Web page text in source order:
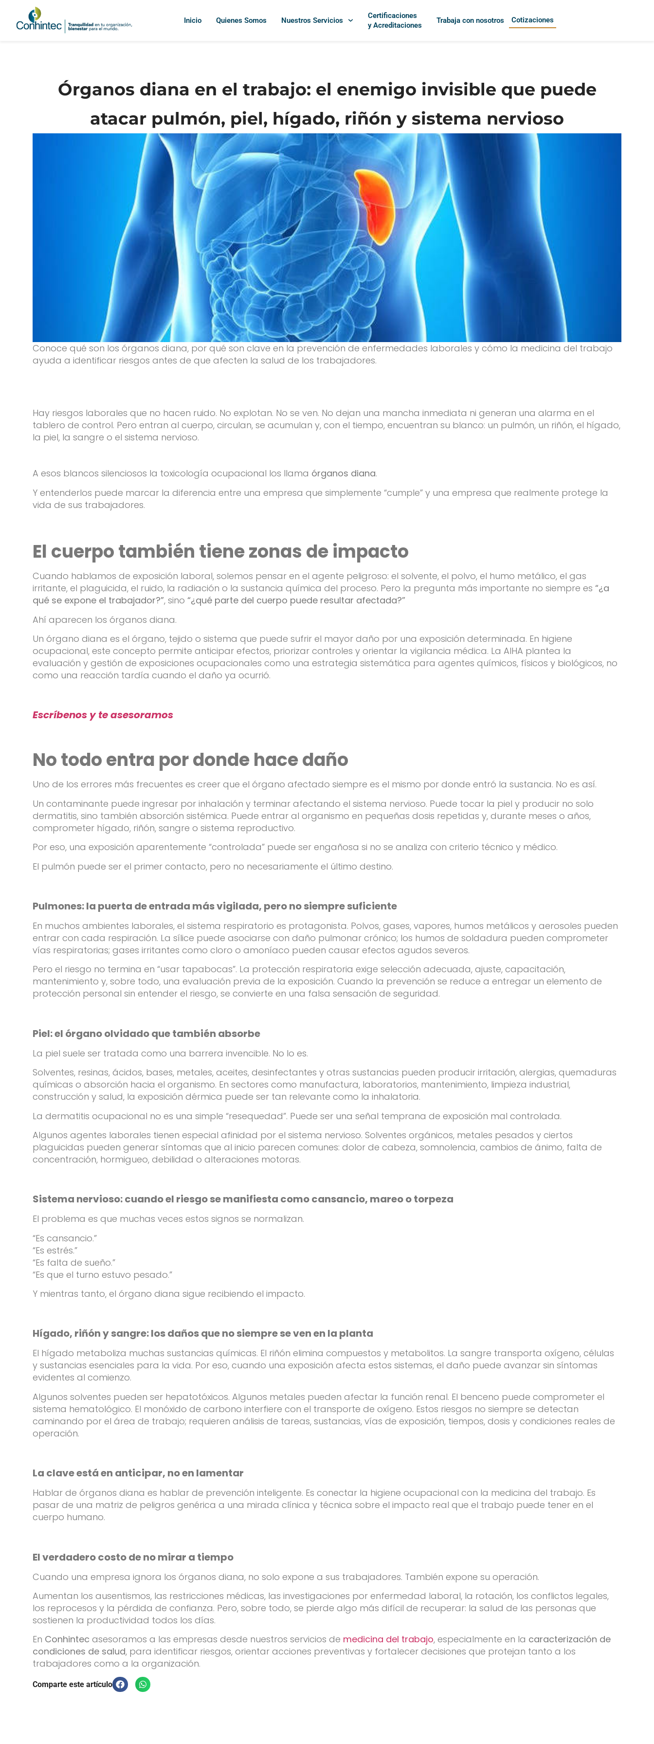
Inicio Quienes Somos Nuestros Servicios
Certificaciones
y Acreditaciones
Trabaja con nosotros Cotizaciones
Órganos diana en el trabajo: el enemigo invisible que puede
atacar pulmón, piel, hígado, riñón y sistema nervioso
Conoce qué son los órganos diana, por qué son clave en la prevención de enfermedades laborales y cómo la medicina del trabajo
ayuda a identificar riesgos antes de que afecten la salud de los trabajadores.
Hay riesgos laborales que no hacen ruido. No explotan. No se ven. No dejan una mancha inmediata ni generan una alarma en el
tablero de control. Pero entran al cuerpo, circulan, se acumulan y, con el tiempo, encuentran su blanco: un pulmón, un riñón, el hígado,
la piel, la sangre o el sistema nervioso.
A esos blancos silenciosos la toxicología ocupacional los llama órganos diana.
Y entenderlos puede marcar la diferencia entre una empresa que simplemente “cumple” y una empresa que realmente protege la
vida de sus trabajadores.
El cuerpo también tiene zonas de impacto
Cuando hablamos de exposición laboral, solemos pensar en el agente peligroso: el solvente, el polvo, el humo metálico, el gas
irritante, el plaguicida, el ruido, la radiación o la sustancia química del proceso. Pero la pregunta más importante no siempre es“¿a
qué se expone el trabajador?”, sino“¿qué parte del cuerpo puede resultar afectada?”
Ahí aparecen los órganos diana.
Un órgano diana es el órgano, tejido o sistema que puede sufrir el mayor daño por una exposición determinada. En higiene
ocupacional, este concepto permite anticipar efectos, priorizar controles y orientar la vigilancia médica. La AIHA plantea la
evaluación y gestión de exposiciones ocupacionales como una estrategia sistemática para agentes químicos, físicos y biológicos, no
como una reacción tardía cuando el daño ya ocurrió.
Escríbenos y te asesoramos
No todo entra por donde hace daño
Uno de los errores más frecuentes es creer que el órgano afectado siempre es el mismo por donde entró la sustancia. No es así.
Un contaminante puede ingresar por inhalación y terminar afectando el sistema nervioso. Puede tocar la piel y producir no solo
dermatitis, sino también absorción sistémica. Puede entrar al organismo en pequeñas dosis repetidas y, durante meses o años,
comprometer hígado, riñón, sangre o sistema reproductivo.
Por eso, una exposición aparentemente “controlada” puede ser engañosa si no se analiza con criterio técnico y médico.
El pulmón puede ser el primer contacto, pero no necesariamente el último destino.
Pulmones: la puerta de entrada más vigilada, pero no siempre suficiente
En muchos ambientes laborales, el sistema respiratorio es protagonista. Polvos, gases, vapores, humos metálicos y aerosoles pueden
entrar con cada respiración. La sílice puede asociarse con daño pulmonar crónico; los humos de soldadura pueden comprometer
vías respiratorias; gases irritantes como cloro o amoníaco pueden causar efectos agudos severos.
Pero el riesgo no termina en “usar tapabocas”. La protección respiratoria exige selección adecuada, ajuste, capacitación,
mantenimiento y, sobre todo, una evaluación previa de la exposición. Cuando la prevención se reduce a entregar un elemento de
protección personal sin entender el riesgo, se convierte en una falsa sensación de seguridad.
Piel: el órgano olvidado que también absorbe
La piel suele ser tratada como una barrera invencible. No lo es.
Solventes, resinas, ácidos, bases, metales, aceites, desinfectantes y otras sustancias pueden producir irritación, alergias, quemaduras
químicas o absorción hacia el organismo. En sectores como manufactura, laboratorios, mantenimiento, limpieza industrial,
construcción y salud, la exposición dérmica puede ser tan relevante como la inhalatoria.
La dermatitis ocupacional no es una simple “resequedad”. Puede ser una señal temprana de exposición mal controlada.
Algunos agentes laborales tienen especial afinidad por el sistema nervioso. Solventes orgánicos, metales pesados y ciertos
plaguicidas pueden generar síntomas que al inicio parecen comunes: dolor de cabeza, somnolencia, cambios de ánimo, falta de
concentración, hormigueo, debilidad o alteraciones motoras.
Sistema nervioso: cuando el riesgo se manifiesta como cansancio, mareo o torpeza
El problema es que muchas veces estos signos se normalizan.
“Es cansancio.”
“Es estrés.”
“Es falta de sueño.”
“Es que el turno estuvo pesado.”
Y mientras tanto, el órgano diana sigue recibiendo el impacto.
Hígado, riñón y sangre: los daños que no siempre se ven en la planta
El hígado metaboliza muchas sustancias químicas. El riñón elimina compuestos y metabolitos. La sangre transporta oxígeno, células
y sustancias esenciales para la vida. Por eso, cuando una exposición afecta estos sistemas, el daño puede avanzar sin síntomas
evidentes al comienzo.
Algunos solventes pueden ser hepatotóxicos. Algunos metales pueden afectar la función renal. El benceno puede comprometer el
sistema hematológico. El monóxido de carbono interfiere con el transporte de oxígeno. Estos riesgos no siempre se detectan
caminando por el área de trabajo; requieren análisis de tareas, sustancias, vías de exposición, tiempos, dosis y condiciones reales de
operación.
La clave está en anticipar, no en lamentar
Hablar de órganos diana es hablar de prevención inteligente. Es conectar la higiene ocupacional con la medicina del trabajo. Es
pasar de una matriz de peligros genérica a una mirada clínica y técnica sobre el impacto real que el trabajo puede tener en el
cuerpo humano.
El verdadero costo de no mirar a tiempo
Cuando una empresa ignora los órganos diana, no solo expone a sus trabajadores. También expone su operación.
Aumentan los ausentismos, las restricciones médicas, las investigaciones por enfermedad laboral, la rotación, los conflictos legales,
los reprocesos y la pérdida de confianza. Pero, sobre todo, se pierde algo más difícil de recuperar: la salud de las personas que
sostienen la productividad todos los días.
En Conhintec asesoramos a las empresas desde nuestros servicios de medicina del trabajo, especialmente en la caracterización de
condiciones de salud, para identificar riesgos, orientar acciones preventivas y fortalecer decisiones que protejan tanto a los
trabajadores como a la organización.
Comparte este artículo